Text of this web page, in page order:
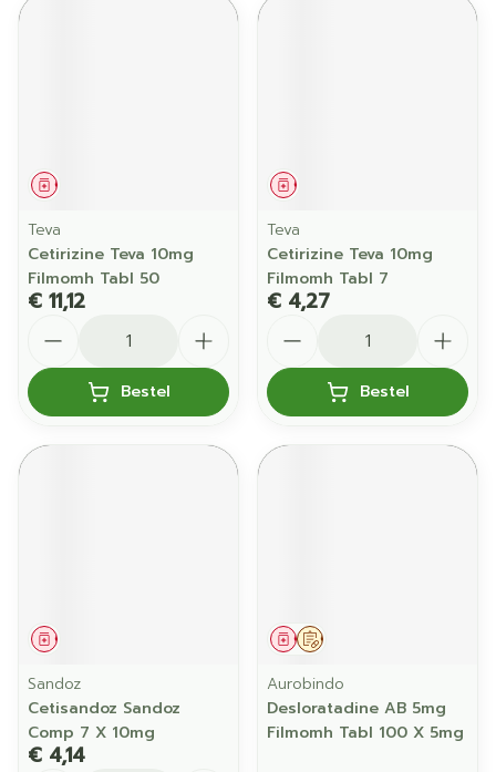
Geneesmiddel
Teva
Cetirizine Teva 10mg
Filmomh Tabl 50
€ 11,12
Bestel
Geneesmiddel
Teva
Cetirizine Teva 10mg
Filmomh Tabl 7
€ 4,27
Bestel
Geneesmiddel
Sandoz
Cetisandoz Sandoz
Comp 7 X 10mg
€ 4,14
Op voorschrift
Geneesmiddel
Aurobindo
Desloratadine AB 5mg
Filmomh Tabl 100 X 5mg